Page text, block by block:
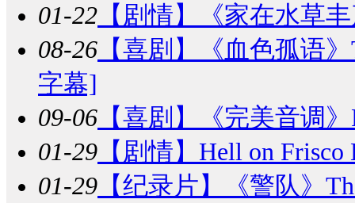
01-22 【剧情】
《家在水草
08-26 【喜剧】
《血色孤语
字幕]
09-06 【喜剧】
《完美音调
01-29 【剧情】 Hell on Frisco
01-29 【纪录片】
《警队》